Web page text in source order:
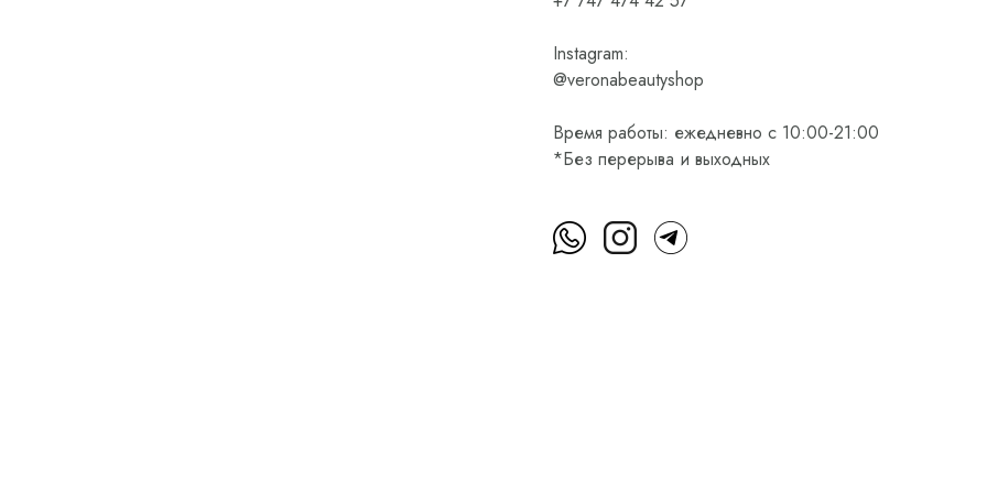
Instagram:
@veronabeautyshop
Время работы: ежедневно с 10:00-21:00
*Без перерыва и выходных